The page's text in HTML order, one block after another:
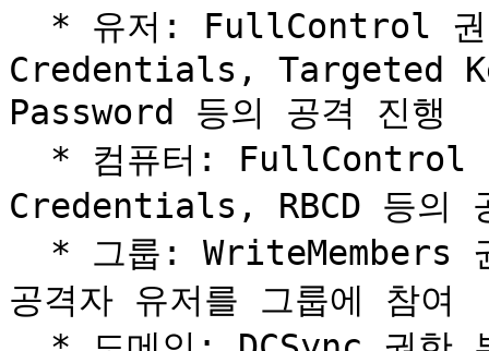
Credentials, Targeted
Password 등의 공격 진행
Credentials, RBCD 등의
공격자 유저를 그룹에 참여